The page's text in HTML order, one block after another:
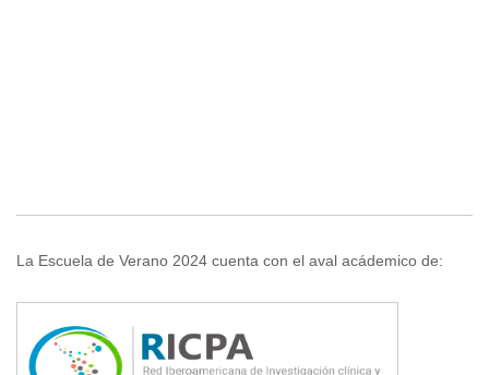
La Escuela de Verano 2024 cuenta con el aval acádemico de: